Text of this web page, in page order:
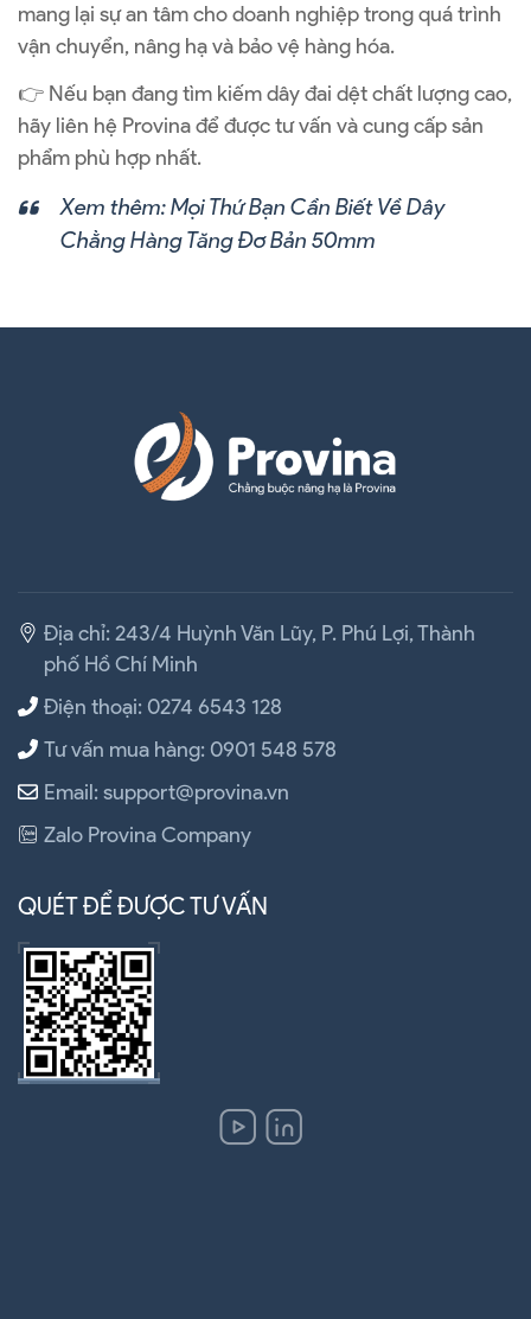
mang lại sự an tâm cho doanh nghiệp trong quá trình
vận chuyển, nâng hạ và bảo vệ hàng hóa.
👉 Nếu bạn đang tìm kiếm dây đai dệt chất lượng cao,
hãy liên hệ Provina để được tư vấn và cung cấp sản
phẩm phù hợp nhất.
Xem thêm:Mọi Thứ Bạn Cần Biết Về Dây
Chằng Hàng Tăng Đơ Bản 50mm
Địa chỉ: 243/4 Huỳnh Văn Lũy, P. Phú Lợi, Thành
phố Hồ Chí Minh
Điện thoại: 0274 6543 128
Tư vấn mua hàng: 0901 548 578
Email: support@provina.vn
Zalo Provina Company
QUÉT ĐỂ ĐƯỢC TƯ VẤN